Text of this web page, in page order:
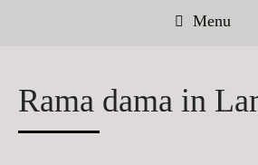
Menu
Rama dama in